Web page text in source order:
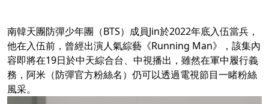
南韓天團防彈少年團（BTS）成員Jin於2022年底入伍當兵，
他在入伍前，曾經出演人氣綜藝《Running Man》，該集內
容即將在19日於中天綜合台、中視播出，雖然在軍中履行義
務，阿米（防彈官方粉絲名）仍可以透過電視節目一睹粉絲
風采。